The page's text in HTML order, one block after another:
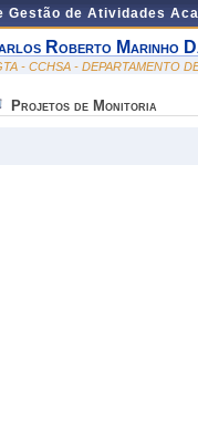
Gestão de Atividades
Roberto Marinho
- CCHSA - DEPARTAMENTO
Projetos de Monitoria